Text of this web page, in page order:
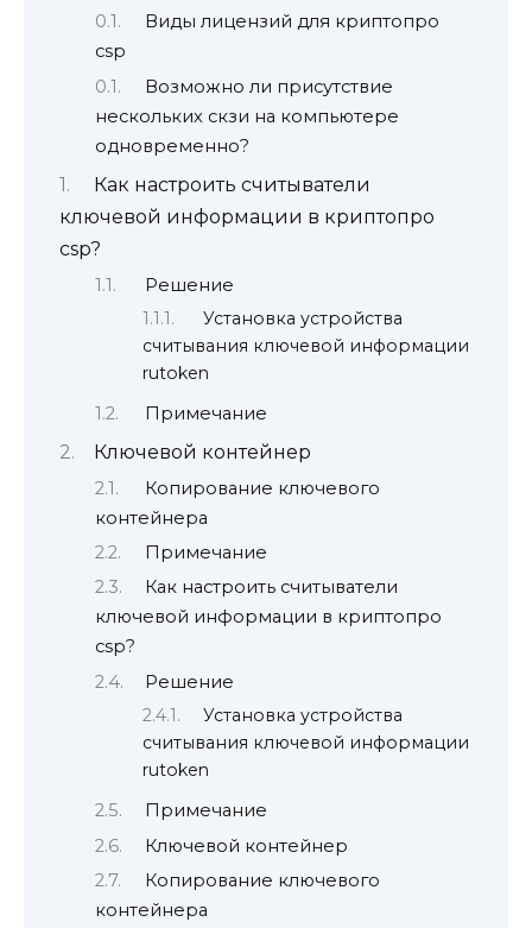
Виды лицензий для криптопро
csp
Возможно ли присутствие
нескольких скзи на компьютере
одновременно?
Как настроить считыватели
ключевой информации в криптопро
csp?
Решение
Установка устройства
считывания ключевой информации
rutoken
Примечание
Ключевой контейнер
Копирование ключевого
контейнера
Примечание
Как настроить считыватели
ключевой информации в криптопро
csp?
Решение
Установка устройства
считывания ключевой информации
rutoken
Примечание
Ключевой контейнер
Копирование ключевого
контейнера